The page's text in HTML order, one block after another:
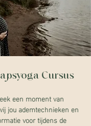
Cursus
een moment van
jou ademtechnieken en
voor tijdens de